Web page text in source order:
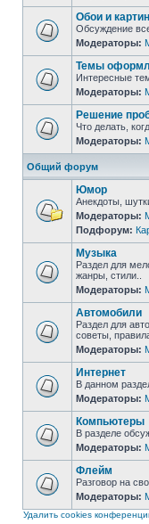
Обои и
Обсуждение
Модераторы:
Темы
Интересные
Модераторы:
Решение
Что делать,
Модераторы:
Общий форум
Юмор
Анекдоты,
Модераторы:
Подфорум:
Музыка
Раздел для
жанры, стили..
Модераторы:
Автомобили
Раздел для
советы,
Модераторы:
Интернет
В данном
Модераторы:
Компьютеры
В разделе
Модераторы:
Флейм
Разговор на
Модераторы:
Удалить cookies